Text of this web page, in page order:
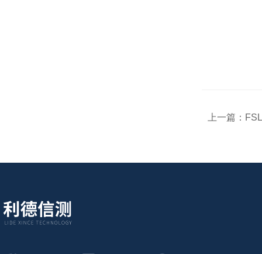
上一篇：